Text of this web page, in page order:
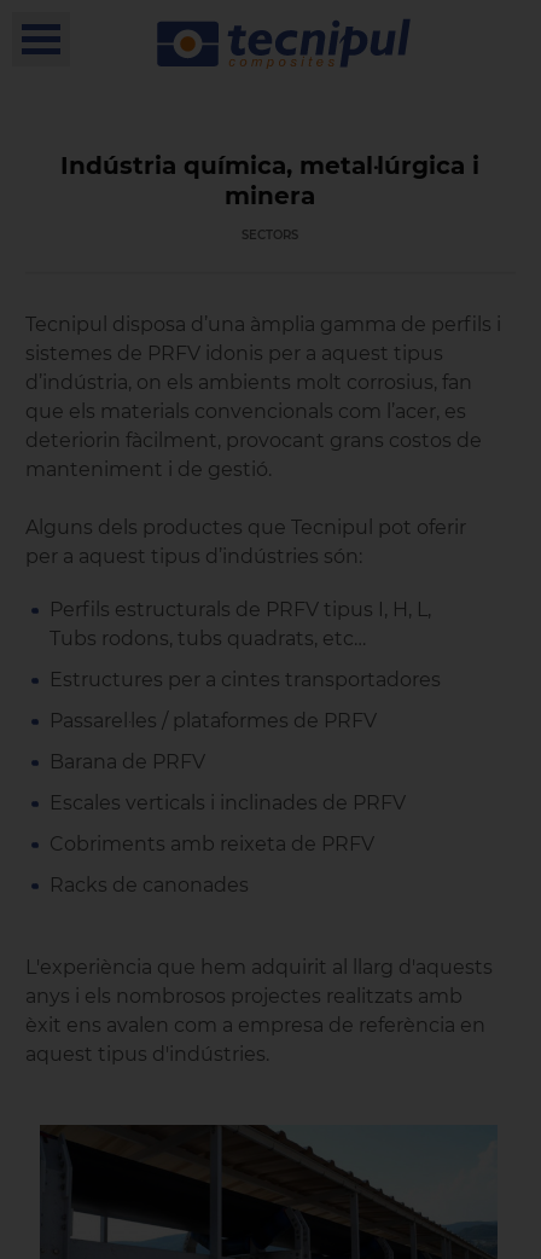
Indústria química, metal·lúrgica i
minera
SECTORS
Tecnipul disposa d’una àmplia gamma de perfils i
sistemes de PRFV idonis per a aquest tipus
d’indústria, on els ambients molt corrosius, fan
que els materials convencionals com l’acer, es
deteriorin fàcilment, provocant grans costos de
manteniment i de gestió.
Alguns dels productes que Tecnipul pot oferir
per a aquest tipus d’indústries són:
Perfils estructurals de PRFV tipus I, H, L,
Tubs rodons, tubs quadrats, etc…
Estructures per a cintes transportadores
Passarel·les / plataformes de PRFV
Barana de PRFV
Escales verticals i inclinades de PRFV
Cobriments amb reixeta de PRFV
Racks de canonades
L'experiència que hem adquirit al llarg d'aquests
anys i els nombrosos projectes realitzats amb
èxit ens avalen com a empresa de referència en
aquest tipus d'indústries.